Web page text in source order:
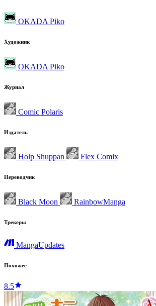
OKADA Piko
Художник
OKADA Piko
Журнал
Comic Polaris
Издатель
Holp Shuppan Flex Comix
Переводчик
Black Moon RainbowManga
Трекеры
MangaUpdates
Похожее
8.5